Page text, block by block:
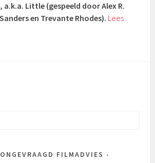
a.k.a. Little (gespeeld door Alex R.
en Trevante Rhodes). Lees
FILMADVIES